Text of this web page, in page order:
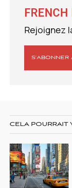
Rejoignez
S’ABONNER
CELA POURRAIT